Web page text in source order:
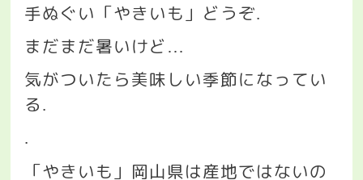
手ぬぐい「やきいも」どうぞ.
まだまだ暑いけど …
気がついたら美味しい季節になってい
る .
.
「やきいも」岡山県は産地ではないの